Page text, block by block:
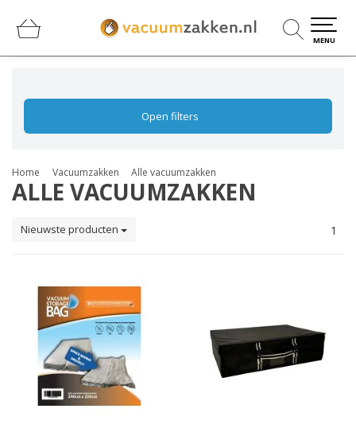
MENU
Open filters
Home Vacuumzakken Alle vacuumzakken
ALLE VACUUMZAKKEN
Nieuwste producten 1